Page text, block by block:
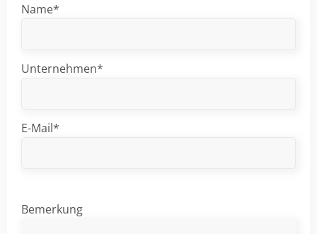
Name*
Unternehmen*
E-Mail*
Bemerkung